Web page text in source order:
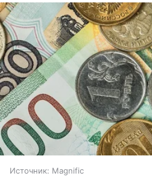
Источник: Magnific